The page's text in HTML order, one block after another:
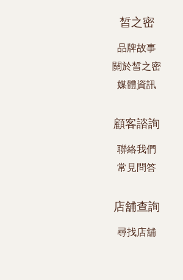
皙之密
品牌故事
關於皙之密
媒體資訊
顧客諮詢
聯絡我們
常見問答
店舖查詢
尋找店舖